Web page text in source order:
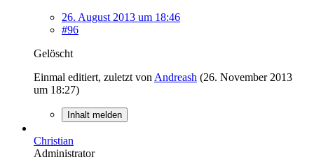
26. August 2013 um 18:46
#96
Gelöscht
Einmal editiert, zuletzt von Andreash (26. November 2013
um 18:27)
Inhalt melden
Christian
Administrator